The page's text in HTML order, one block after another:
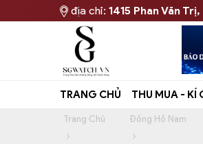
địa chỉ: 1415 Phan Văn
TRANG CHỦ THU MUA - KÍ
Trang Chủ Đồng Hồ Nam